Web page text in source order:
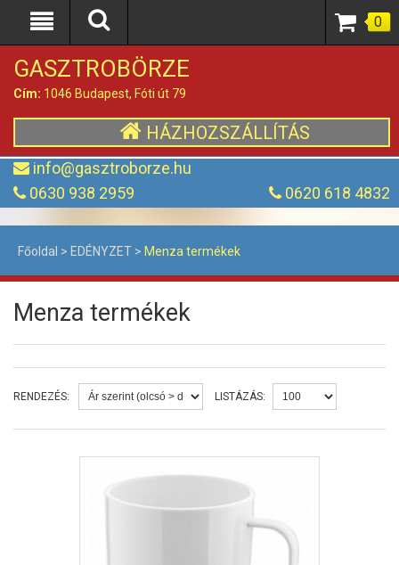
GASZTROBÖRZE
Cím: 1046 Budapest, Fóti út 79
HÁZHOZSZÁLLÍTÁS
info@gasztroborze.hu
0630 938 2959
0620 618 4832
0
Főoldal > EDÉNYZET > Menza termékek
Menza termékek
RENDEZÉS: LISTÁZÁS: